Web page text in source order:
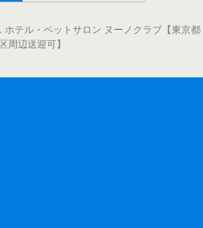
テル・ペットサロン ヌーノクラブ【東京都
周辺送迎可】